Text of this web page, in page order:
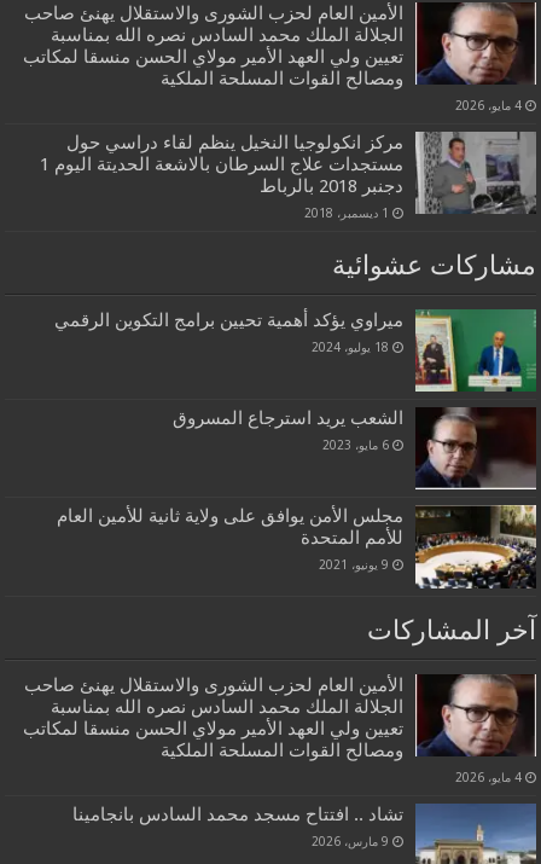
الأمين العام لحزب الشورى والاستقلال يهنئ صاحب
الجلالة الملك محمد السادس نصره الله بمناسبة
تعيين ولي العهد الأمير مولاي الحسن منسقا لمكاتب
ومصالح القوات المسلحة الملكية
4 مايو، 2026
مركز انكولوجيا النخيل ينظم لقاء دراسي حول
مستجدات علاج السرطان بالاشعة الحديتة اليوم 1
دجنبر 2018 بالرباط
1 ديسمبر، 2018
مشاركات عشوائية
ميراوي يؤكد أهمية تحيين برامج التكوين الرقمي
18 يوليو، 2024
الشعب يريد استرجاع المسروق
6 مايو، 2023
مجلس الأمن يوافق على ولاية ثانية للأمين العام
للأمم المتحدة
9 يونيو، 2021
آخر المشاركات
الأمين العام لحزب الشورى والاستقلال يهنئ صاحب
الجلالة الملك محمد السادس نصره الله بمناسبة
تعيين ولي العهد الأمير مولاي الحسن منسقا لمكاتب
ومصالح القوات المسلحة الملكية
4 مايو، 2026
تشاد .. افتتاح مسجد محمد السادس بانجامينا
9 مارس، 2026